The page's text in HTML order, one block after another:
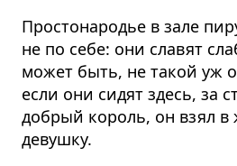
Простонародье в зале
не по себе: они славят
может быть, не такой уж
если они сидят здесь, за
добрый король, он взял
девушку.